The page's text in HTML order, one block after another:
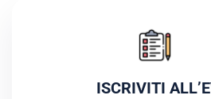
ISCRIVITI